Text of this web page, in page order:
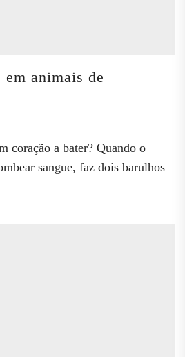
em animais de
coração a bater? Quando o
sangue, faz dois barulhos